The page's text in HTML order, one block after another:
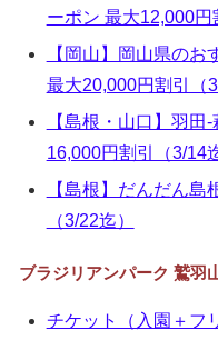
ーポン 最大12,000円
【岡山】岡山県の
最大20,000円割引（
【島根・山口】羽
16,000円割引（3/14
【島根】だんだん島
（3/22迄）
ブラジリアンパーク 鷲羽
チケット（入園＋フ